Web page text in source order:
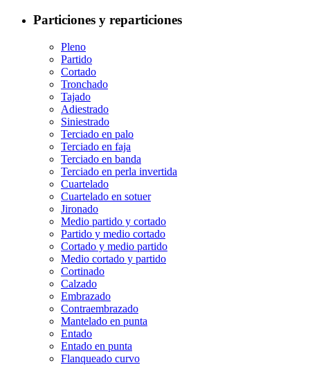
Particiones y reparticiones
Pleno
Partido
Cortado
Tronchado
Tajado
Adiestrado
Siniestrado
Terciado en palo
Terciado en faja
Terciado en banda
Terciado en perla invertida
Cuartelado
Cuartelado en sotuer
Jironado
Medio partido y cortado
Partido y medio cortado
Cortado y medio partido
Medio cortado y partido
Cortinado
Calzado
Embrazado
Contraembrazado
Mantelado en punta
Entado
Entado en punta
Flanqueado curvo